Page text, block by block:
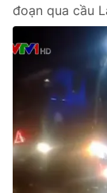
đoạn qua cầu